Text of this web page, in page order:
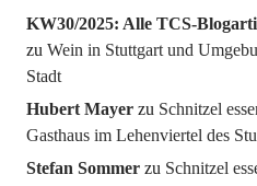
KW30/2025: Alle TCS-
zu Wein in Stuttgart und
Stadt
Hubert Mayerzu Schnitzel
Gasthaus im Lehenviertel des
Stefan Sommerzu Schnitzel